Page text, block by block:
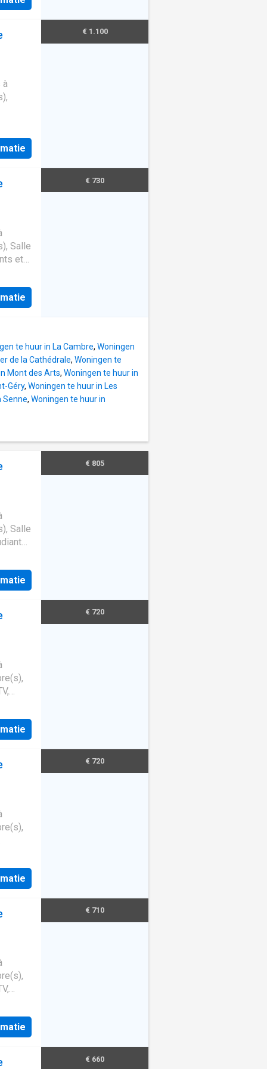
à
€ 1.100
Salle
et
€ 730
te huur in La Cambre, Woningen
de la Cathédrale, Woningen te
Mont des Arts, Woningen te huur in
Géry, Woningen te huur in Les
Senne, Woningen te huur in
Salle
€ 805
€ 720
€ 720
€ 710
€ 660